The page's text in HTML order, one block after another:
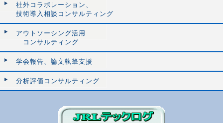
社外コラボレーション、
技術導入相談コンサルティング
アウトソーシング活用
コンサルティング
学会報告、論文執筆支援
分析評価コンサルティング